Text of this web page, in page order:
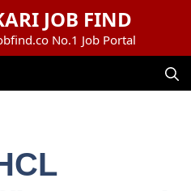
JOB FIND
No.1 Job Portal